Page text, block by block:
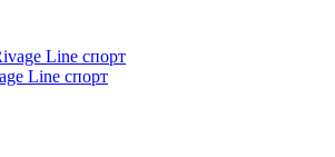
Line спорт